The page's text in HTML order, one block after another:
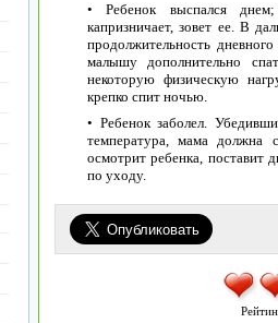
• Ребенок выспался
капризничает, зовет ее. В
продолжительность
малышу дополнительно
некоторую физическую
крепко спит ночью.
• Ребенок заболел.
температура, мама должна
осмотрит ребенка, поставит
по уходу.